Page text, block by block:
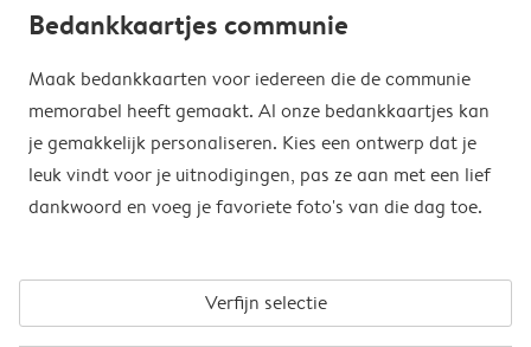
Bedankkaartjes communie
Maak bedankkaarten voor iedereen die de communie
memorabel heeft gemaakt. Al onze bedankkaartjes kan
je gemakkelijk personaliseren. Kies een ontwerp dat je
leuk vindt voor je uitnodigingen, pas ze aan met een lief
dankwoord en voeg je favoriete foto's van die dag toe.
Verfijn selectie